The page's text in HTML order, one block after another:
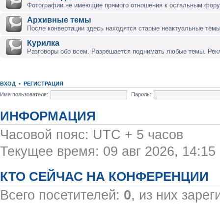
Фотографии не имеющие прямого отношения к остальным
Архивные темы
После конвертации здесь находятся старые неактуальные
Курилка
Разговоры обо всем. Разрешается поднимать любые темы.
ВХОД • РЕГИСТРАЦИЯ
Имя пользователя:
Пароль:
ИНФОРМАЦИЯ
Часовой пояс: UTC + 5 часов
Текущее время: 09 авг 2026, 14:15
КТО СЕЙЧАС НА КОНФЕРЕНЦИИ
Всего посетителей: 0, из них